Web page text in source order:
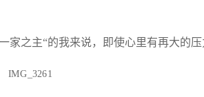
家之主“的我来说，即使心里有再大的